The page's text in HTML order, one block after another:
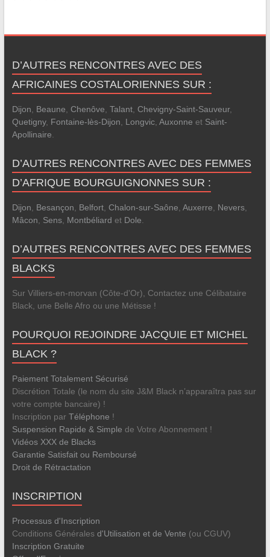
D’AUTRES RENCONTRES AVEC DES
AFRICAINES COSTALORIENNES SUR :
Dijon, Beaune, Chenôve, Talant, Chevigny-Saint-Sauveur,
Quetigny, Fontaine-lès-Dijon, Longvic, Auxonne et Saint-
Apollinaire.
D’AUTRES RENCONTRES AVEC DES FEMMES
D’AFRIQUE BOURGUIGNONNES SUR :
Dijon, Besançon, Belfort, Chalon-sur-Saône, Auxerre, Nevers,
Mâcon, Sens, Montbéliard et Dole.
D’AUTRES RENCONTRES AVEC DES FEMMES
BLACKS
Sur Villiers-en-morvan (Côte-d'Or), Contactez une Célibataire
Black, une Belle Afro ou une Métisse !
POURQUOI REJOINDRE JACQUIE ET MICHEL
BLACK ?
Paiement Totalement Sécurisé
Discrétion Totale (le nom du site J&M Black n’apparaîtra pas sur
votre compte bancaire) !
Inscription par Téléphone !
Suspension Rapide & Simple de Votre Abonnement !
Vidéos XXX de Blacks
Garantie Satisfait ou Remboursé
Droit de Rétractation
INSCRIPTION
Processus d'Inscription
Conditions Générales d'Utilisation et de Vente (ou CGUV)
Inscription Gratuite